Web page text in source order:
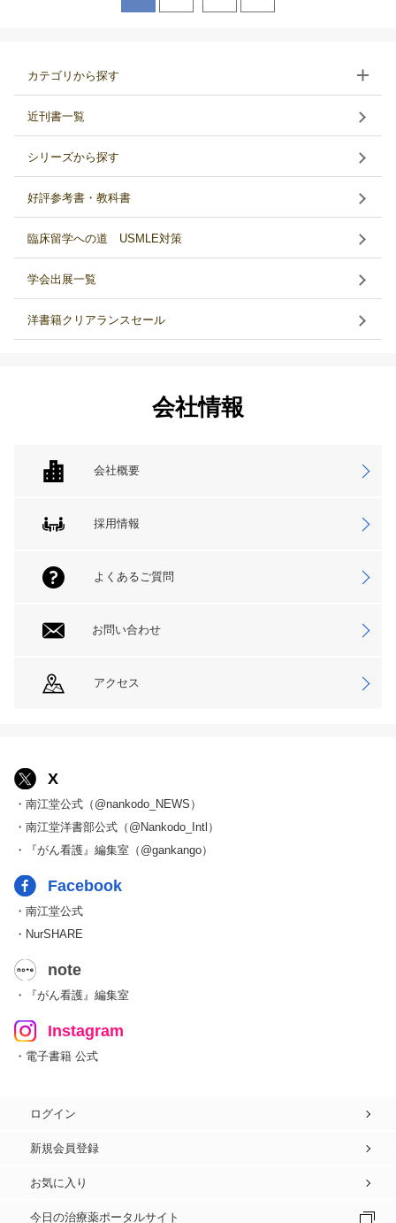
カテゴリから探す
近刊書一覧
シリーズから探す
好評参考書・教科書
臨床留学への道 USMLE対策
学会出展一覧
洋書籍クリアランスセール
会社情報
会社概要
採用情報
よくあるご質問
お問い合わせ
アクセス
X
・南江堂公式（@nankodo_NEWS）
・南江堂洋書部公式（@Nankodo_Intl）
・『がん看護』編集室（@gankango）
Facebook
・南江堂公式
・NurSHARE
note
・『がん看護』編集室
Instagram
・電子書籍 公式
ログイン
新規会員登録
お気に入り
今日の治療薬ポータルサイト